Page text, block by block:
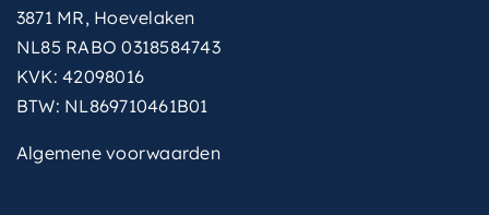
3871 MR, Hoevelaken
NL85 RABO 0318584743
KVK: 42098016
BTW: NL869710461B01
Algemene voorwaarden